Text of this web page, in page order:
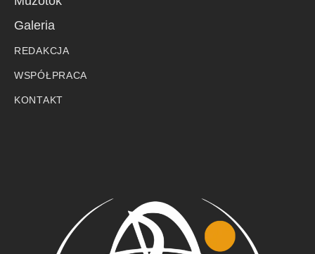
Galeria
REDAKCJA
WSPÓŁPRACA
KONTAKT